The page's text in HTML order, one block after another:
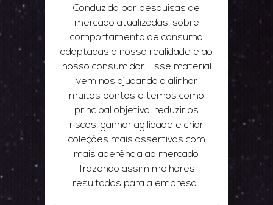
Conduzida por pesquisas de
mercado atualizadas, sobre
comportamento de consumo
adaptadas a nossa realidade e ao
nosso consumidor. Esse material
vem nos ajudando a alinhar
muitos pontos e temos como
principal objetivo, reduzir os
riscos, ganhar agilidade e criar
coleções mais assertivas com
mais aderência ao mercado.
Trazendo assim melhores
resultados para a empresa."